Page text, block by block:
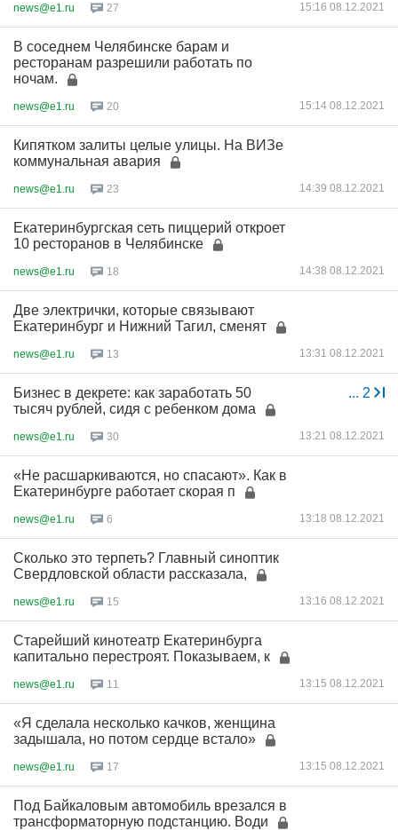
news@e1.ru 27 15:16 08.12.2021
В соседнем Челябинске барам и
ресторанам разрешили работать по
ночам.
news@e1.ru 20 15:14 08.12.2021
Кипятком залиты целые улицы. На ВИЗе
коммунальная авария
news@e1.ru 23 14:39 08.12.2021
Екатеринбургская сеть пиццерий откроет
10 ресторанов в Челябинске
news@e1.ru 18 14:38 08.12.2021
Две электрички, которые связывают
Екатеринбург и Нижний Тагил, сменят
news@e1.ru 13 13:31 08.12.2021
... 2
Бизнес в декрете: как заработать 50
тысяч рублей, сидя с ребенком дома
news@e1.ru 30 13:21 08.12.2021
«Не расшаркиваются, но спасают». Как в
Екатеринбурге работает скорая п
news@e1.ru 6 13:18 08.12.2021
Сколько это терпеть? Главный синоптик
Свердловской области рассказала,
news@e1.ru 15 13:16 08.12.2021
Старейший кинотеатр Екатеринбурга
капитально перестроят. Показываем, к
news@e1.ru 11 13:15 08.12.2021
«Я сделала несколько качков, женщина
задышала, но потом сердце встало»
news@e1.ru 17 13:15 08.12.2021
Под Байкаловым автомобиль врезался в
трансформаторную подстанцию. Води